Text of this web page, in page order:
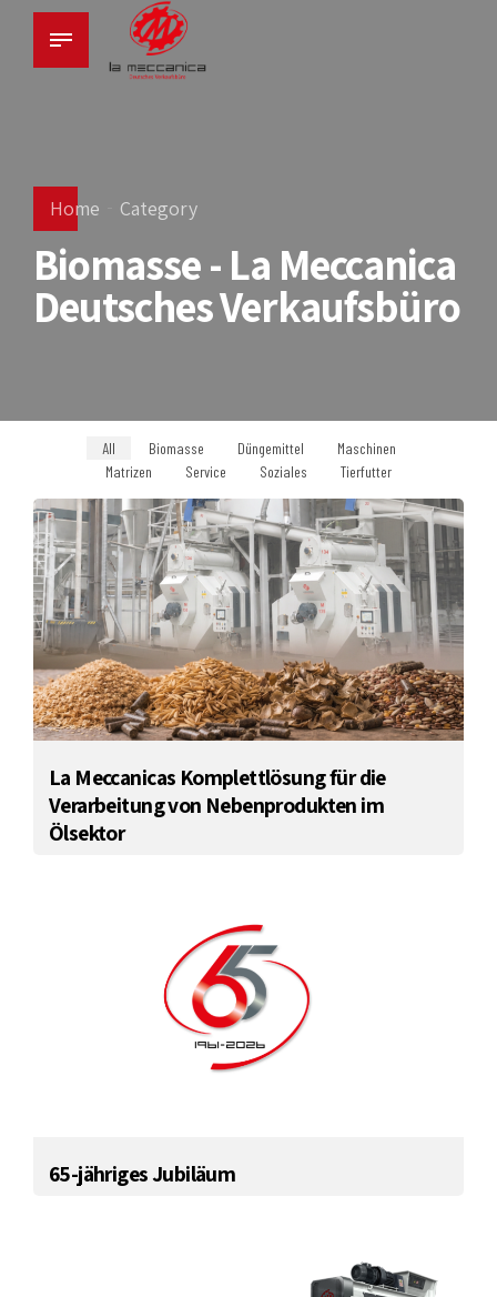
Home Category
Biomasse - La Meccanica
Deutsches Verkaufsbüro
All Biomasse Düngemittel
Maschinen
Matrizen
Service Soziales Tierfutter
La Meccanicas Komplettlösung für die
Verarbeitung von Nebenprodukten im
Ölsektor
65-jähriges Jubiläum